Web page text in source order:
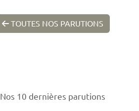
TOUTES NOS PARUTIONS
Nos 10 dernières parutions